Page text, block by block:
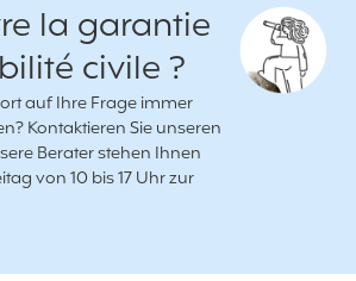
la garantie
civile ?
auf Ihre Frage immer
Kontaktieren Sie unseren
Berater stehen Ihnen
von 10 bis 17 Uhr zur